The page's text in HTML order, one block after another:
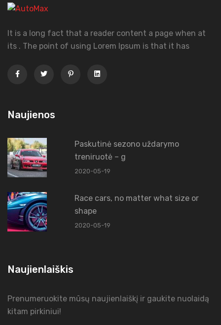
It is a long fact that a reader content a page when at
its . The point of using Lorem Ipsum is that it has
Naujienos
Paskutinė sezono uždarymo
treniruotė – g
2020-05-19
Race cars, no matter what size or
shape
2020-05-19
Naujienlaiškis
Prenumeruokite mūsų naujienlaiškį ir gaukite nuolaidą
kitam pirkiniui!